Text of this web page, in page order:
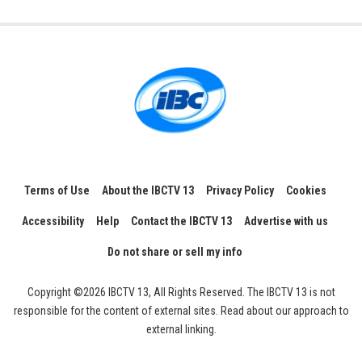
Terms of Use About the IBCTV 13 Privacy Policy Cookies
Accessibility Help Contact the IBCTV 13 Advertise with us
Do not share or sell my info
Copyright ©2026 IBCTV 13, All Rights Reserved. The IBCTV 13 is not
responsible for the content of external sites. Read about our approach to
external linking.